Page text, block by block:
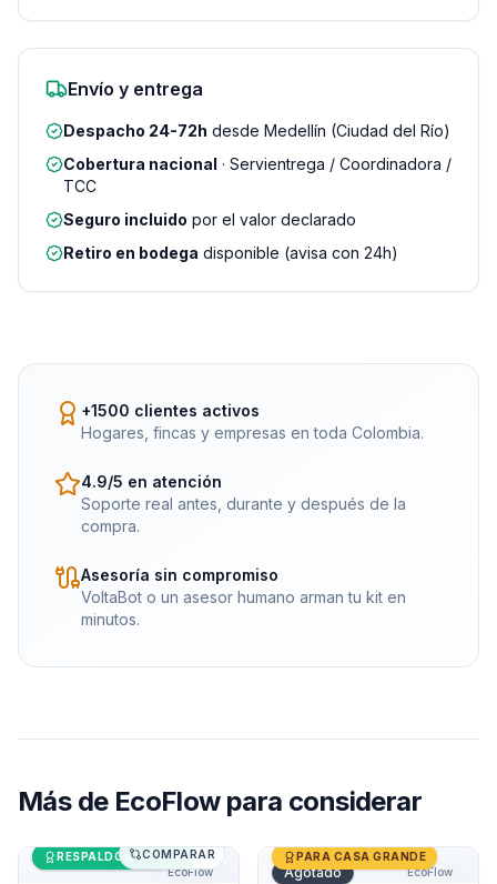
Envío y entrega
Despacho 24-72h desde Medellín (Ciudad del Río)
Cobertura nacional · Servientrega / Coordinadora /
TCC
Seguro incluido por el valor declarado
Retiro en bodega disponible (avisa con 24h)
+1500 clientes activos
Hogares, fincas y empresas en toda Colombia.
4.9/5 en atención
Soporte real antes, durante y después de la
compra.
Asesoría sin compromiso
VoltaBot o un asesor humano arman tu kit en
minutos.
Más de EcoFlowpara considerar
Generador Solar 1800W EcoFlow DELTA 2
EcoFlow
Últimas unidades
RESPALDO DE CASA
COMPARAR Generador Solar 3600W
Agotado EcoFlow
PARA CASA GRANDE